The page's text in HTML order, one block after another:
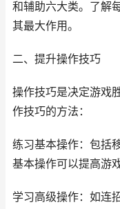
和辅助六大类。了解
其最大作用。
二、提升操作技巧
操作技巧是决定游戏
作技巧的方法：
练习基本操作：包括
基本操作可以提高游
学习高级操作：如连